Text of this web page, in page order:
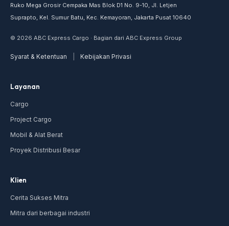
Ruko Mega Grosir Cempaka Mas Blok D1 No. 9-10, Jl. Letjen
Suprapto, Kel. Sumur Batu, Kec. Kemayoran, Jakarta Pusat 10640
© 2026 ABC Express Cargo · Bagian dari ABC Express Group
Syarat & Ketentuan Kebijakan Privasi
Layanan
Cargo
Project Cargo
Mobil & Alat Berat
Proyek Distribusi Besar
Klien
Cerita Sukses Mitra
Mitra dari berbagai industri